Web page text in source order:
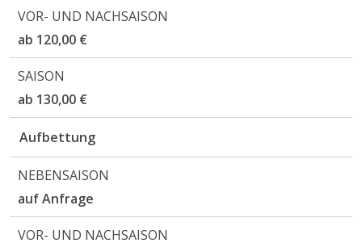
ab 120,00 €
ab 130,00 €
Aufbettung
auf Anfrage